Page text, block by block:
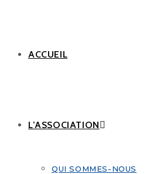
ACCUEIL
L’ASSOCIATION
QUI SOMMES-NOUS